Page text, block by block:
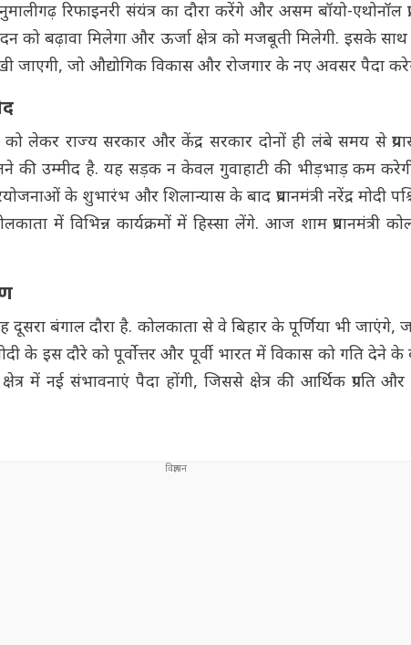
रिफाइनरी संयंत्र का दौरा करेंगे और असम बॉयो-एथोनॉल
को बढ़ावा मिलेगा और ऊर्जा क्षेत्र को मजबूती मिलेगी. इसके साथ
जाएगी, जो औद्योगिक विकास और रोजगार के नए अवसर पैदा
को लेकर राज्य सरकार और केंद्र सरकार दोनों ही लंबे समय से
की उम्मीद है. यह सड़क न केवल गुवाहाटी की भीड़भाड़ कम
के शुभारंभ और शिलान्यास के बाद प्रधानमंत्री नरेंद्र मोदी
में विभिन्न कार्यक्रमों में हिस्सा लेंगे. आज शाम प्रधानमंत्री
दूसरा बंगाल दौरा है. कोलकाता से वे बिहार के पूर्णिया भी
मोदी के इस दौरे को पूर्वोत्तर और पूर्वी भारत में विकास को गति
में नई संभावनाएं पैदा होंगी, जिससे क्षेत्र की आर्थिक प्रगति